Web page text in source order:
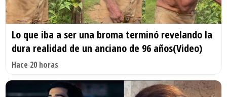
Lo que iba a ser una broma terminó revelando la
dura realidad de un anciano de 96 años(Video)
Hace 20 horas